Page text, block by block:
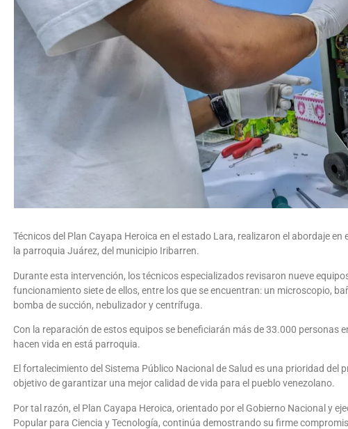
Técnicos del Plan Cayapa Heroica en el estado Lara, realizaron el abordaje en
la parroquia Juárez, del municipio Iribarren.
Durante esta intervención, los técnicos especializados revisaron nueve
funcionamiento siete de ellos, entre los que se encuentran: un microscopio,
bomba de succión, nebulizador y centrífuga.
Con la reparación de estos equipos se beneficiarán más de 33.000 personas
hacen vida en está parroquia.
El fortalecimiento del Sistema Público Nacional de Salud es una prioridad del
objetivo de garantizar una mejor calidad de vida para el pueblo venezolano.
Por tal razón, el Plan Cayapa Heroica, orientado por el Gobierno Nacional y
Popular para Ciencia y Tecnología, continúa demostrando su firme